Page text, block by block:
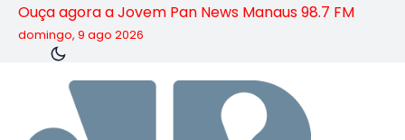
Ouça agora a Jovem Pan News Manaus 98.7 FM
domingo, 9 ago 2026